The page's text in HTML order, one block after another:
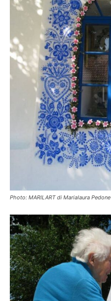
Photo: MARILART di Marialaura Pedone